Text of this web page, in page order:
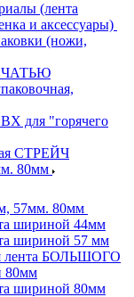
(лента
и аксессуары)
(ножи,
для "горячего
СТРЕЙЧ
80мм
57мм. 80мм
шириной 44мм
шириной 57 мм
лента БОЛЬШОГО
80мм
шириной 80мм